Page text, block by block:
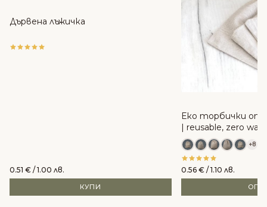
Дървена лъжичка
0.51 € / 1.00 лв.
КУПИ
Еко торбички от
| reusable, zero
+8
0.56 € / 1.10 лв.